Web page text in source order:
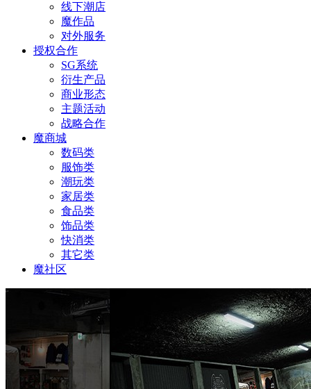
线下潮店
魔作品
对外服务
授权合作
SG系统
衍生产品
商业形态
主题活动
战略合作
魔商城
数码类
服饰类
潮玩类
家居类
食品类
饰品类
快消类
其它类
魔社区